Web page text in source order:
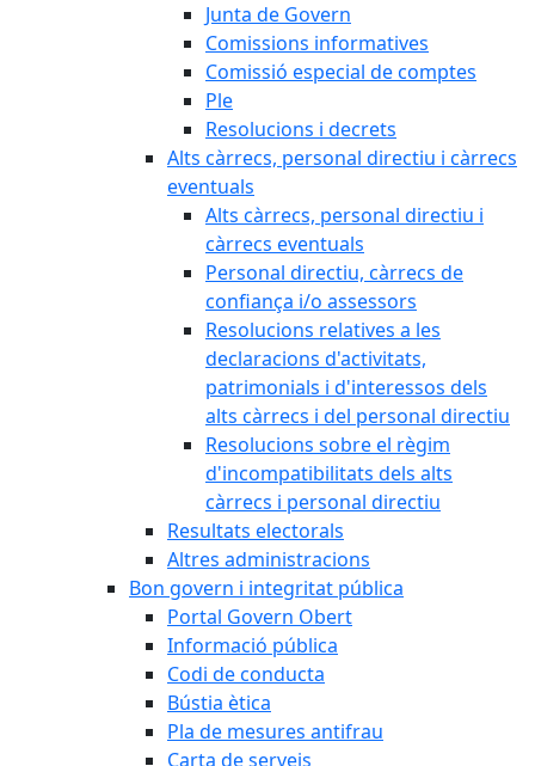
Junta de Govern
Comissions informatives
Comissió especial de comptes
Ple
Resolucions i decrets
Alts càrrecs, personal directiu i càrrecs
eventuals
Alts càrrecs, personal directiu i
càrrecs eventuals
Personal directiu, càrrecs de
confiança i/o assessors
Resolucions relatives a les
declaracions d'activitats,
patrimonials i d'interessos dels
alts càrrecs i del personal directiu
Resolucions sobre el règim
d'incompatibilitats dels alts
càrrecs i personal directiu
Resultats electorals
Altres administracions
Bon govern i integritat pública
Portal Govern Obert
Informació pública
Codi de conducta
Bústia ètica
Pla de mesures antifrau
Carta de serveis